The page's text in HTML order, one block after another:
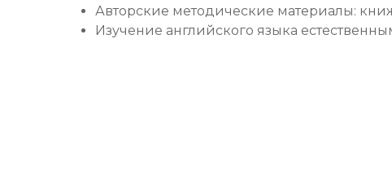
Авторские методические материалы:
Изучение английского языка